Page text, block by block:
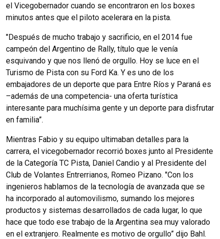
el Vicegobernador cuando se encontraron en los boxes
minutos antes que el piloto acelerara en la pista.
"Después de mucho trabajo y sacrificio, en el 2014 fue
campeón del Argentino de Rally, título que le venía
esquivando y que nos llenó de orgullo. Hoy se luce en el
Turismo de Pista con su Ford Ka. Y es uno de los
embajadores de un deporte que para Entre Ríos y Paraná es
–además de una competencia- una oferta turística
interesante para muchísima gente y un deporte para disfrutar
en familia”.
Mientras Fabio y su equipo ultimaban detalles para la
carrera, el vicegobernador recorrió boxes junto al Presidente
de la Categoría TC Pista, Daniel Candio y al Presidente del
Club de Volantes Entrerrianos, Romeo Pizano. "Con los
ingenieros hablamos de la tecnología de avanzada que se
ha incorporado al automovilismo, sumando los mejores
productos y sistemas desarrollados de cada lugar, lo que
hace que todo ese trabajo de la Argentina sea muy valorado
en el extranjero. Realmente es motivo de orgullo” dijo Bahl.